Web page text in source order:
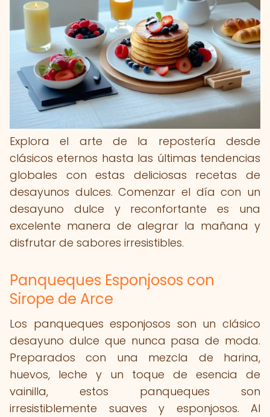
Explora el arte de la repostería desde
clásicos eternos hasta las últimas tendencias
globales con estas deliciosas recetas de
desayunos dulces. Comenzar el día con un
desayuno dulce y reconfortante es una
excelente manera de alegrar la mañana y
disfrutar de sabores irresistibles.
Panqueques Esponjosos con
Sirope de Arce
Los panqueques esponjosos son un clásico
desayuno dulce que nunca pasa de moda.
Preparados con una mezcla de harina,
huevos, leche y un toque de esencia de
vainilla, estos panqueques son
irresistiblemente suaves y esponjosos. Al